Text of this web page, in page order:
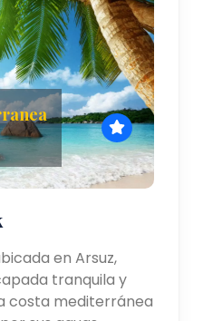
en Arsuz,
tranquila y
costa mediterránea